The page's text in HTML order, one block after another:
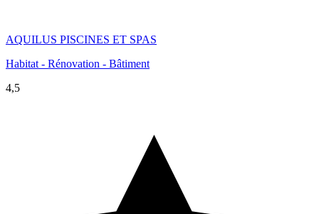
AQUILUS PISCINES ET SPAS
Habitat - Rénovation - Bâtiment
4,5